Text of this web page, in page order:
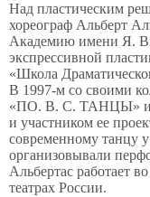
Над пластическим
хореограф Альберт
Академию имени Я.
экспрессивной
«Школа
В 1997-м со своими
«ПО. В. С. ТАНЦЫ» и
и участником ее
современному танцу
организовывали
Альбертас работает
театрах России.